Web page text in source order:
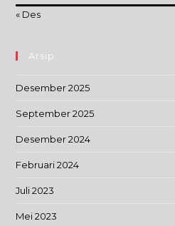
« Des
Arsip
Desember 2025
September 2025
Desember 2024
Februari 2024
Juli 2023
Mei 2023